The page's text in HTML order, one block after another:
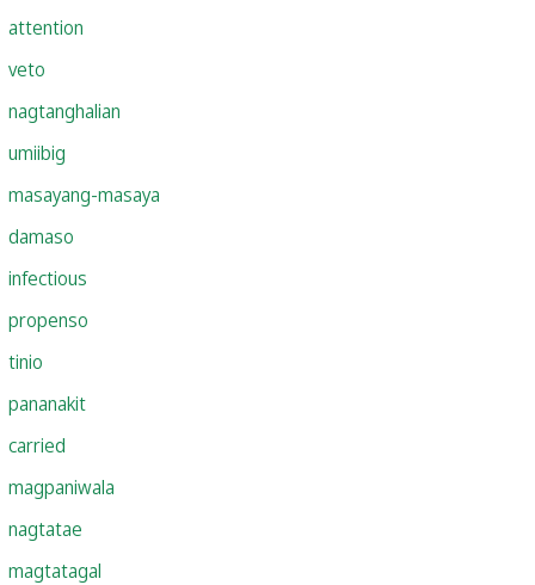
attention
veto
nagtanghalian
umiibig
masayang-masaya
damaso
infectious
propenso
tinio
pananakit
carried
magpaniwala
nagtatae
magtatagal